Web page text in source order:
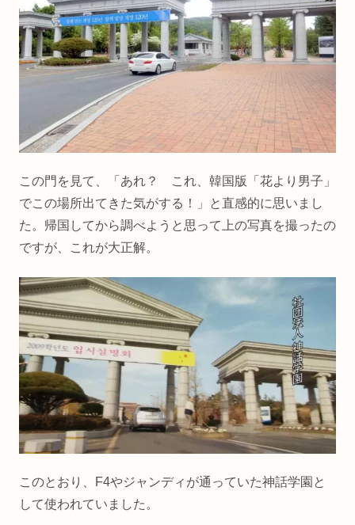
この門を見て、「あれ？ これ、韓国版「花より男子」
でこの場所出てきた気がする！」と直感的に思いまし
た。帰国してから調べようと思って上の写真を撮ったの
ですが、これが大正解。
このとおり、F4やジャンディが通っていた神話学園と
して使われていました。